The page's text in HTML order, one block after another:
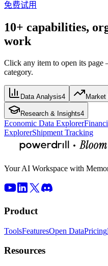
免费试用
10+ capabilities,
work
Click any item to open its
category.
Data Analysis4 Market
Research & Insights4
Economic Data Explorer
ExplorerShipment Tracking
Your AI Workspace with
Product
ToolsFeaturesOpen DataPricing
Resources